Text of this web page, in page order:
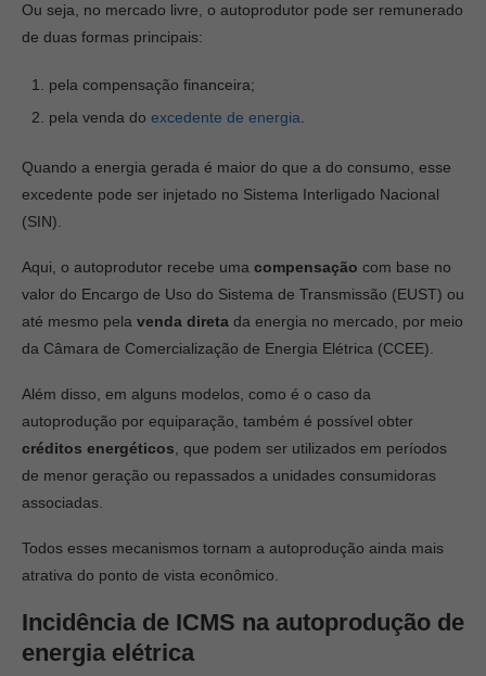
Ou seja, no mercado livre, o autoprodutor pode ser remunerado
de duas formas principais:
pela compensação financeira;
pela venda do excedente de energia
Quando a energia gerada é maior do que a do consumo, esse
excedente pode ser injetado no Sistema Interligado Nacional
(SIN).
Aqui, o autoprodutor recebe uma compensação com base no
valor do Encargo de Uso do Sistema de Transmissão (EUST) ou
até mesmo pela venda direta da energia no mercado, por meio
da Câmara de Comercialização de Energia Elétrica (CCEE).
Além disso, em alguns modelos, como é o caso da
autoprodução por equiparação, também é possível obter
créditos energéticos , que podem ser utilizados em períodos
de menor geração ou repassados a unidades consumidoras
associadas.
Todos esses mecanismos tornam a autoprodução ainda mais
atrativa do ponto de vista econômico.
Incidência de ICMS na autoprodução de
energia elétrica